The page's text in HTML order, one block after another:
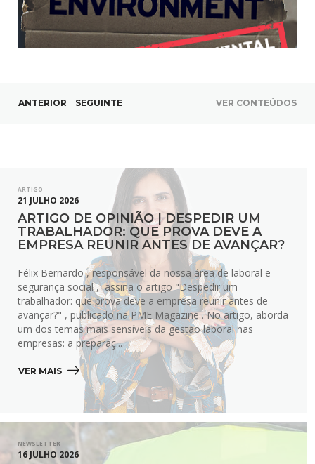
ANTERIOR SEGUINTE VER CONTEÚDOS
ARTIGO
21 JULHO 2026
ARTIGO DE OPINIÃO | DESPEDIR UM
TRABALHADOR: QUE PROVA DEVE A
EMPRESA REUNIR ANTES DE AVANÇAR?
Félix Bernardo , responsável da nossa área de laboral e
segurança social , assina o artigo "Despedir um
trabalhador: que prova deve a empresa reunir antes de
avançar?" , publicado na PME Magazine . No artigo, aborda
um dos temas mais sensíveis da gestão laboral nas
empresas: a preparaç...
VER MAIS
NEWSLETTER
16 JULHO 2026